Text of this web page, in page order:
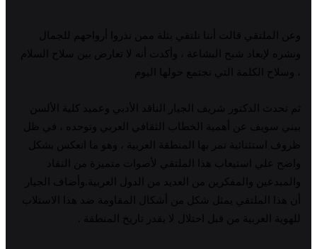
وعن الملتقي قالت أننا نلتقي بثلة ممن نذروا أرواحهم للجمال
ونشره لإبعاد شبح البشاعة ، وأكدت أنه لا تعارض بين سلاح السلام
، وسلاح الكلمة التي نجتمع حولها اليوم
ثم تحدث الدكتور شريف الجيار الناقد الأدبي وعميد كلية الألسن
ببني سويف عن أهمية الخطاب الثقافي العربي وتوحده ، في ظل
ظروف استثنائية تمر بها المنطقة العربية ، وهو ما انعكس بشكل
واضح علي استيعاب هذا الملتقي لأصوات متميزة من النقاد
والمبدعين والمفكرين من العديد من الدول العربية.وأضاف الجيار
أن هذا الملتقي يمثل شكل من أشكال المقاومة ضد هذا الاستلاب
للهوية العربية من قبل احتلال لا يقدر تاريخ المنطقة .